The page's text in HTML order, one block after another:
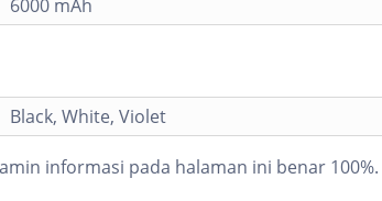
6000 mAh
Black, White, Violet
informasi pada halaman ini benar 100%.